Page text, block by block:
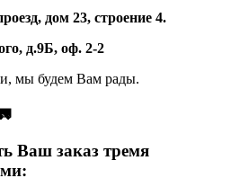
дом 23, строение 4.
д.9Б, оф. 2-2
мы будем Вам рады.
Ваш заказ тремя